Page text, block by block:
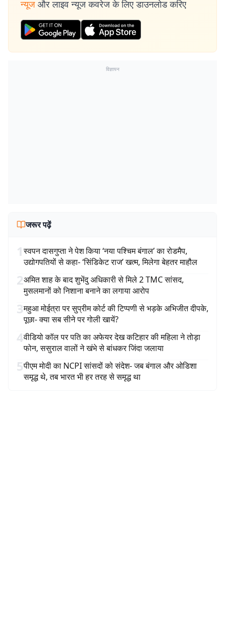
न्यूज और लाइव न्यूज कवरेज के लिए डाउनलोड करिए
विज्ञापन
जरूर पढ़ें
1स्वपन दासगुप्ता ने पेश किया ‘नया पश्चिम बंगाल’ का रोडमैप,
उद्योगपतियों से कहा- ‘सिंडिकेट राज’ खत्म, मिलेगा बेहतर माहौल
2अमित शाह के बाद शुभेंदु अधिकारी से मिले 2 TMC सांसद,
मुसलमानों को निशाना बनाने का लगाया आरोप
3महुआ मोईत्रा पर सुप्रीम कोर्ट की टिप्पणी से भड़के अभिजीत दीपके,
पूछा- क्या सब सीने पर गोली खायें?
4वीडियो कॉल पर पति का अफेयर देख कटिहार की महिला ने तोड़ा
फोन, ससुराल वालों ने खंभे से बांधकर जिंदा जलाया
5पीएम मोदी का NCPI सांसदों को संदेश- जब बंगाल और ओडिशा
समृद्ध थे, तब भारत भी हर तरह से समृद्ध था